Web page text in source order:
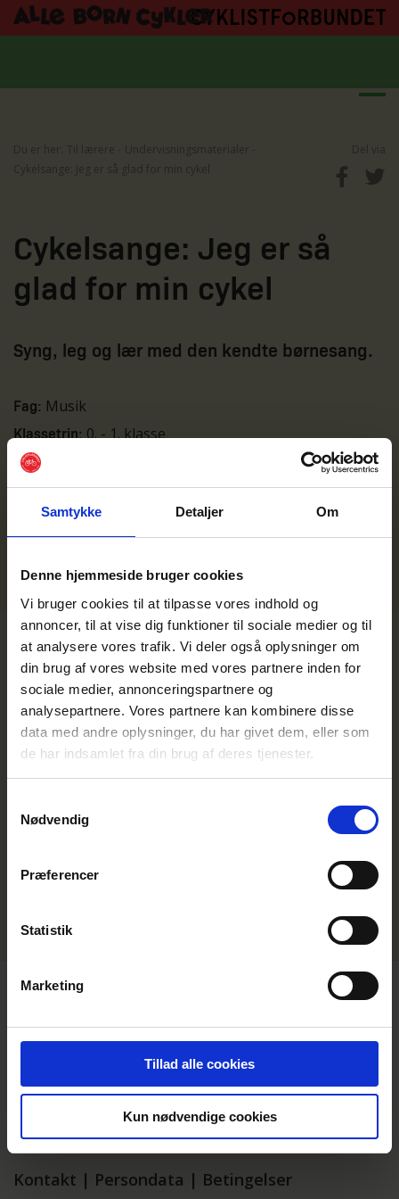
Samtykke Detaljer Om
Denne hjemmeside bruger cookies
Vi bruger cookies til at tilpasse vores indhold og
annoncer, til at vise dig funktioner til sociale medier og til
at analysere vores trafik. Vi deler også oplysninger om
din brug af vores website med vores partnere inden for
sociale medier, annonceringspartnere og
analysepartnere. Vores partnere kan kombinere disse
data med andre oplysninger, du har givet dem, eller som
de har indsamlet fra din brug af deres tjenester.
Nødvendig
Præferencer
Statistik
Marketing
Tillad alle cookies
Kun nødvendige cookies
Du er her: Til lærere
Undervisningsmaterialer
Cykelsange: Jeg er så glad for min cykel
Del via
Cykelsange: Jeg er så
glad for min cykel
Syng, leg og lær med den kendte børnesang.
Fag: Musik
Klassetrin:0. - 1. klasse
Lektioner:
Hent:
LÆRERVEJLEDNING
Til lærere
Undervisnings-materialer
Kontakt | Persondata | Betingelser